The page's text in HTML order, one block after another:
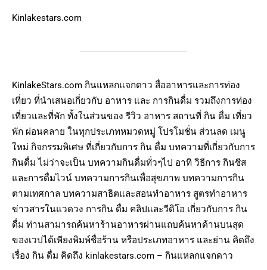
Kinlakestars.com
KinlakeStars.com กินแหลกแจกดาว สื่ออาหารและการท่อง
เที่ยว ที่นำเสนอเกี่ยวกับ อาหาร และ การกินดื่ม รวมถึงการท่อง
เที่ยวและที่พัก ทั้งในส่วนของ รีวิว อาหาร สถานที่ กิน ดื่ม เที่ยว
พัก ผ่อนคลาย ในทุกประเภทหมวดหมู่ โปรโมชั่น ส่วนลด เมนู
ใหม่ กิจกรรมพิเศษ ที่เกี่ยวกับการ กิน ดื่ม บทความที่เกี่ยวกับการ
กินดื่ม ไม่ว่าจะเป็น บทความกินดื่มทั่วๆไป อาทิ วิธีการ กินชีส
และการดื่มไวน์ บทความการกินเพื่อสุขภาพ บทความการกิน
ตามเทศกาล บทความสาธิตและสอนทำอาหาร สูตรทำอาหาร
ข่าวสารในแวดวง การกิน ดื่ม คลิปและวีดิโอ เกี่ยวกับการ กิน
ดื่ม ท่านสามารถค้นหาร้านอาหารผ่านแถบค้นหาด้านบนสุด
ของเวปได้เพียงพิมพ์ชื่อร้าน หรือประเภทอาหาร และย่าน คิดถึง
เรื่อง กิน ดื่ม คิดถึง kinlakestars.com – กินแหลกแจกดาว